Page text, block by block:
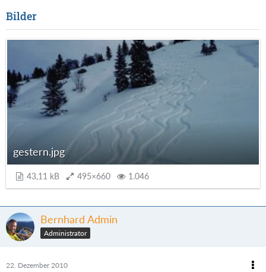
Bilder
gestern.jpg
43,11 kB 495×660 1.046
Bernhard Admin
Administrator
22. Dezember 2010